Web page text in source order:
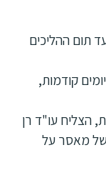
תום ההליכים
קודמות,
הצליח עו"ד רן
מאסר על